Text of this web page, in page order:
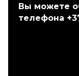
Вы можете
телефона